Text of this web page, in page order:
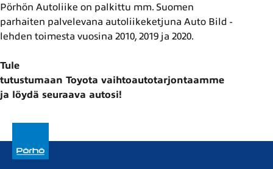
Pörhön Autoliike on palkittu mm. Suomen
parhaiten palvelevana autoliikeketjuna Auto Bild -
lehden toimesta vuosina 2010, 2019 ja 2020.
Tule
tutustumaan Toyota vaihtoautotarjontaamme
ja löydä seuraava autosi!